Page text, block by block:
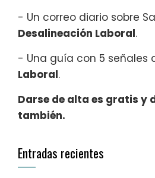
- Un correo diario sobre
Desalineación Laboral.
- Una guía con 5 señales
Laboral.
Darse de alta es gratis y
también.
Entradas recientes